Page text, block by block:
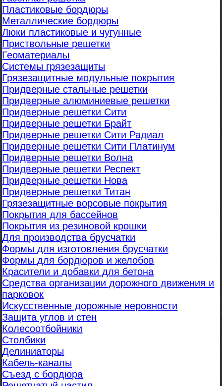
Пластиковые бордюры
Металлические бордюры
Люки пластиковые и чугунные
Приствольные решетки
Геоматериалы
Системы грязезащиты
Грязезащитные модульные покрытия
Придверные стальные решетки
Придверные алюминиевые решетки
Придверные решетки Сити
Придверные решетки Брайт
Придверные решетки Сити Радиал
Придверные решетки Сити Платинум
Придверные решетки Волна
Придверные решетки Респект
Придверные решетки Нова
Придверные решетки Титан
Грязезащитные ворсовые покрытия
Покрытия для бассейнов
Покрытия из резиновой крошки
Для производства брусчатки
Формы для изготовления брусчатки
Формы для бордюров и желобов
Красители и добавки для бетона
Средства организации дорожного движения и
парковок
Искусственные дорожные неровности
Защита углов и стен
Колесоотбойники
Столбики
Делиниаторы
Кабель-каналы
Съезд с бордюра